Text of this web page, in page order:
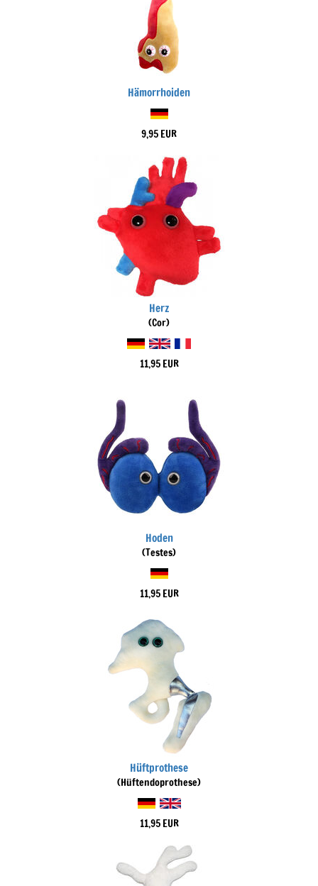
Hämorrhoiden
9,95 EUR
Herz
(Cor)
11,95 EUR
Hoden
(Testes)
11,95 EUR
Hüftprothese
(Hüftendoprothese)
11,95 EUR